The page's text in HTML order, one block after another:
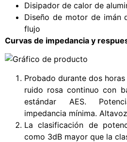
Disipador de calor de
Diseño de motor de imán
flujo
Curvas de impedancia y
Probado durante dos
ruido rosa continuo con
estándar AES.
impedancia mínima.
La clasificación de
como 3dB mayor que la